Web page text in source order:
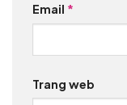
Email *
Trang web